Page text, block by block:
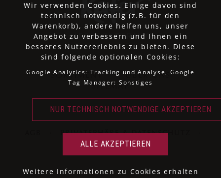
SORTIMENT
ÜBER UNS
SITEMAP
PRIVATSPHÄRE & DATENSCHUTZ
IMPRESSUM
Wir verwenden Cookies. Einige davon sind
technisch notwendig (z.B. für den
Warenkorb), andere helfen uns, unser
Angebot zu verbessern und Ihnen ein
besseres Nutzererlebnis zu bieten. Diese
sind folgende optionalen Cookies:
Google Analytics: Tracking und Analyse, Google
Tag Manager: Sonstiges
Weitere Informationen zu Cookies erhalten